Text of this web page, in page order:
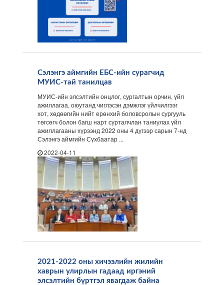
Сэлэнгэ аймгийн ЕБС-ийн сурагчид
МУИС-тай танилцав
МУИС-ийн элсэлтийн онцлог, сургалтын орчин, үйл
ажиллагаа, оюутанд чиглэсэн дэмжлэг үйлчилгээг
хот, хөдөөгийн нийт ерөнхий боловсролын сургууль
төгсөгч болон багш нарт сурталчлан таниулах үйл
ажиллагааны хүрээнд 2022 оны 4 дүгээр сарын 7-нд
Сэлэнгэ аймгийн Сүхбаатар ...
2022-04-11
2021-2022 оны хичээлийн жилийн
хаврын улирлын гадаад иргэний
элсэлтийн бүртгэл явагдаж байна